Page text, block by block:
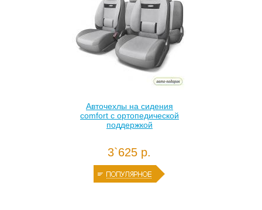
Авточехлы на сидения
comfort с ортопедической
поддержкой
3`625 р.